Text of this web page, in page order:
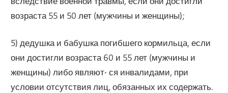
возраста 55 и 50 лет (мужчины и женщины);
5) дедушка и бабушка погибшего кормильца, если
они достигли возраста 60 и 55 лет (мужчины и
женщины) либо являют- ся инвалидами, при
условии отсутствия лиц, обязанных их содержать.